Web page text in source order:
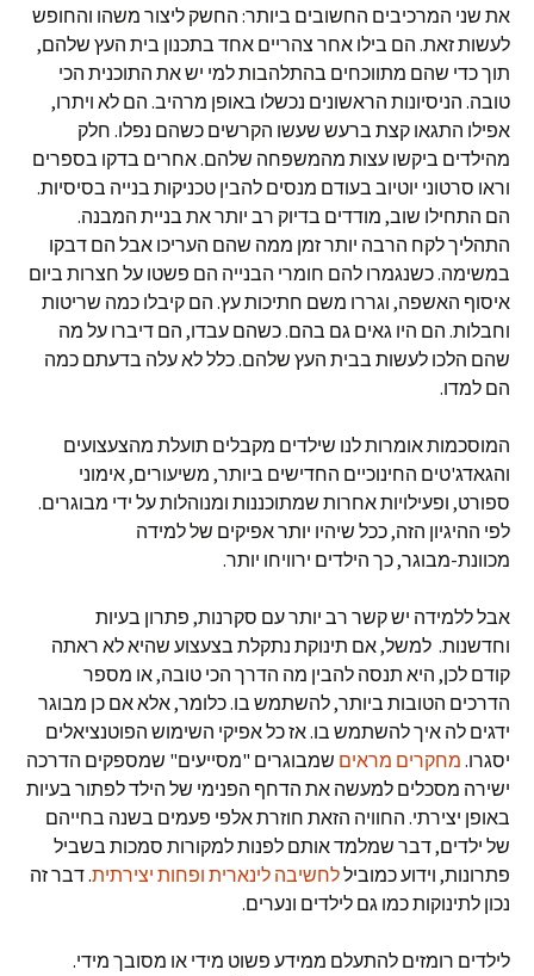
את שני המרכיבים החשובים ביותר: החשק ליצור משהו והחופש
לעשות זאת. הם בילו אחר צהריים אחד בתכנון בית העץ שלהם,
תוך כדי שהם מתווכחים בהתלהבות למי יש את התוכנית הכי
טובה. הניסיונות הראשונים נכשלו באופן מרהיב. הם לא ויתרו,
אפילו התגאו קצת ברעש שעשו הקרשים כשהם נפלו. חלק
מהילדים ביקשו עצות מהמשפחה שלהם. אחרים בדקו בספרים
וראו סרטוני יוטיוב בעודם מנסים להבין טכניקות בנייה בסיסיות.
הם התחילו שוב, מודדים בדיוק רב יותר את בניית המבנה.
התהליך לקח הרבה יותר זמן ממה שהם העריכו אבל הם דבקו
במשימה. כשנגמרו להם חומרי הבנייה הם פשטו על חצרות ביום
איסוף האשפה, וגררו משם חתיכות עץ. הם קיבלו כמה שריטות
וחבלות. הם היו גאים גם בהם. כשהם עבדו, הם דיברו על מה
שהם הלכו לעשות בבית העץ שלהם. כלל לא עלה בדעתם כמה
הם למדו.
המוסכמות אומרות לנו שילדים מקבלים תועלת מהצעצועים
והגאדג'טים החינוכיים החדישים ביותר, משיעורים, אימוני
ספורט, ופעילויות אחרות שמתוכננות ומנוהלות על ידי מבוגרים.
לפי ההיגיון הזה, ככל שיהיו יותר אפיקים של למידה
מכוונת-מבוגר, כך הילדים ירוויחו יותר.
אבל ללמידה יש קשר רב יותר עם סקרנות, פתרון בעיות
וחדשנות. למשל, אם תינוקת נתקלת בצעצוע שהיא לא ראתה
קודם לכן, היא תנסה להבין מה הדרך הכי טובה, או מספר
הדרכים הטובות ביותר, להשתמש בו. כלומר, אלא אם כן מבוגר
ידגים לה איך להשתמש בו. אז כל אפיקי השימוש הפוטנציאלים
יסגרו. מחקרים מראים שמבוגרים "מסייעים" שמספקים הדרכה
ישירה מסכלים למעשה את הדחף הפנימי של הילד לפתור בעיות
באופן יצירתי. החוויה הזאת חוזרת אלפי פעמים בשנה בחייהם
של ילדים, דבר שמלמד אותם לפנות למקורות סמכות בשביל
פתרונות, וידוע כמוביללחשיבה לינארית ופחות יצירתית. דבר זה
נכון לתינוקות כמו גם לילדים ונערים.
לילדים רומזים להתעלם ממידע פשוט מידי או מסובך מידי.